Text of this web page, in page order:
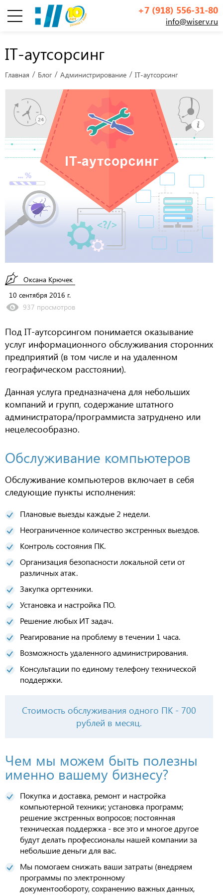
+7 (918) 556-31-80
info@wiserv.ru
IT-аутсорсинг
Главная Блог Администрирование IT-аутсорсинг
Оксана Крючек
10 сентября 2016 г.
937 просмотров
Под IT-аутсорсингом понимается оказывание
услуг информационного обслуживания сторонних
предприятий (в том числе и на удаленном
географическом расстоянии).
Данная услуга предназначена для небольших
компаний и групп, содержание штатного
администратора/программиста затруднено или
нецелесообразно.
Обслуживание компьютеров
Обслуживание компьютеров включает в себя
следующие пункты исполнения:
Плановые выезды каждые 2 недели.
Неограниченное количество экстренных выездов.
Контроль состояния ПК.
Организация безопасности локальной сети от
различных атак.
Закупка оргтехники.
Установка и настройка ПО.
Решение любых ИТ задач.
Реагирование на проблему в течении 1 часа.
Возможность удаленного администрирования.
Консультации по единому телефону технической
поддержки.
Стоимость обслуживания одного ПК - 700
рублей в месяц.
Чем мы можем быть полезны
именно вашему бизнесу?
Покупка и доставка, ремонт и настройка
компьютерной техники; установка программ;
решение экстренных вопросов; постоянная
техническая поддержка - все это и многое другое
будут делать профессионалы нашей компании за
небольшие деньги для вас.
Мы помогаем снижать ваши затраты (внедряем
программы по электронному
документообороту, сохранению важных данных,